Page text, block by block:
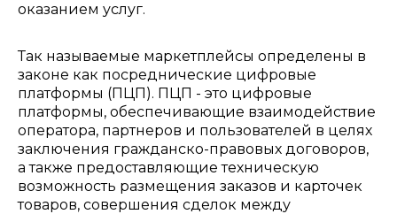
оказанием услуг.
Так называемые маркетплейсы определены в
законе как посреднические цифровые
платформы (ПЦП). ПЦП - это цифровые
платформы, обеспечивающие взаимодействие
оператора, партнеров и пользователей в целях
заключения гражданско-правовых договоров,
а также предоставляющие техническую
возможность размещения заказов и карточек
товаров, совершения сделок между